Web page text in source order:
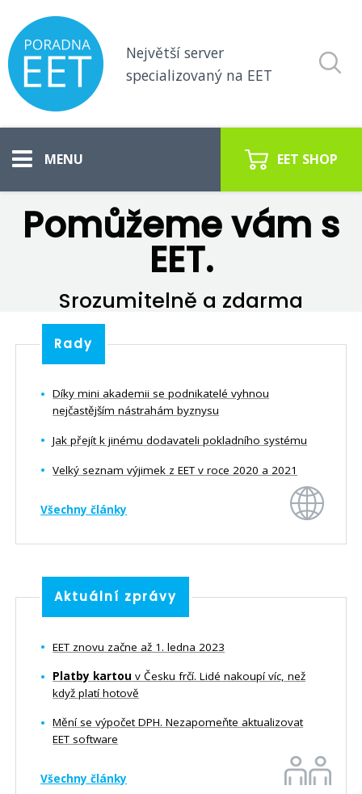
Největší server
specializovaný na EET
Vše o EET
Pokladny pro EET
EET poradna
Český software pro EET
EET SHOP
Pomůžeme vám s
EET.
Srozumitelně a zdarma
Rady
Díky mini akademii se podnikatelé vyhnou
nejčastějším nástrahám byznysu
Jak přejít k jinému dodavateli pokladního systému
Velký seznam výjimek z EET v roce 2020 a 2021
Všechny články
Aktuální zprávy
EET znovu začne až 1. ledna 2023
Platby kartou v Česku frčí. Lidé nakoupí víc, než
když platí hotově
Mění se výpočet DPH. Nezapomeňte aktualizovat
EET software
Všechny články